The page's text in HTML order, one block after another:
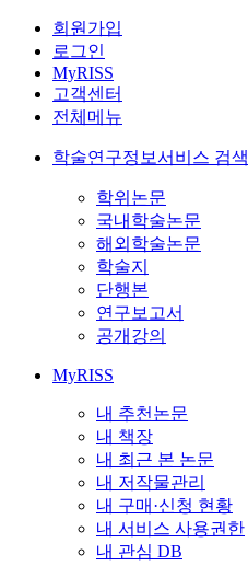
회원가입
로그인
MyRISS
고객센터
전체메뉴
학술연구정보서비스 검색
학위논문
국내학술논문
해외학술논문
학술지
단행본
연구보고서
공개강의
MyRISS
내 추천논문
내 책장
내 최근 본 논문
내 저작물관리
내 구매·신청 현황
내 서비스 사용권한
내 관심 DB